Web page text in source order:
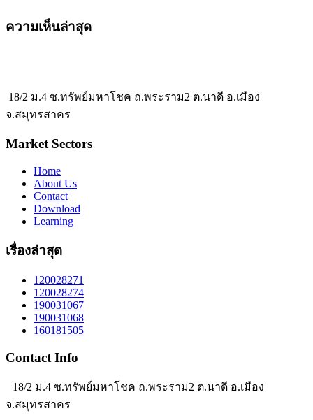
ความเห็นล่าสุด
18/2 ม.4 ซ.ทรัพย์มหาโชค ถ.พระราม2 ต.นาดี อ.เมือง
จ.สมุทรสาคร
Market Sectors
Home
About Us
Contact
Download
Learning
เรื่องล่าสุด
120028271
120028274
190031067
190031068
160181505
Contact Info
18/2 ม.4 ซ.ทรัพย์มหาโชค ถ.พระราม2 ต.นาดี อ.เมือง
จ.สมุทรสาคร